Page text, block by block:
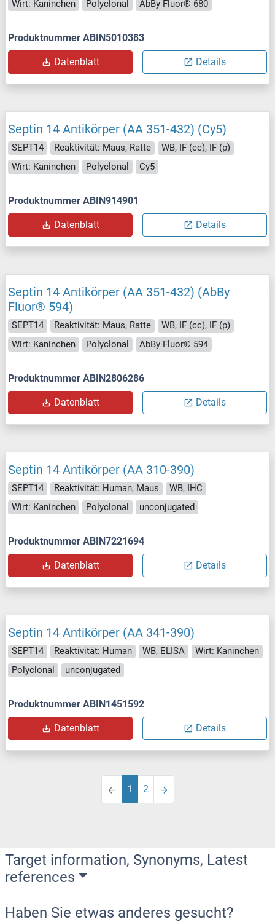
Wirt: Kaninchen Polyclonal AbBy Fluor® 680
Produktnummer ABIN5010383
Datenblatt Details
Septin 14 Antikörper (AA 351-432) (Cy5)
SEPT14 Reaktivität: Maus, Ratte
WB, IF (cc), IF (p)
Wirt: Kaninchen
Polyclonal Cy5
Produktnummer ABIN914901
Datenblatt Details
Septin 14 Antikörper (AA 351-432) (AbBy
Fluor® 594)
SEPT14 Reaktivität: Maus, Ratte
WB, IF (cc), IF (p)
Wirt: Kaninchen
Polyclonal AbBy Fluor® 594
Produktnummer ABIN2806286
Datenblatt Details
Septin 14 Antikörper (AA 310-390)
SEPT14 Reaktivität: Human, Maus
WB, IHC
Wirt: Kaninchen
Polyclonal unconjugated
Produktnummer ABIN7221694
Datenblatt Details
Septin 14 Antikörper (AA 341-390)
SEPT14 Reaktivität: Human WB, ELISA
Wirt: Kaninchen
Polyclonal
unconjugated
Produktnummer ABIN1451592
Datenblatt Details
1 2
Target information, Synonyms, Latest
references
Haben Sie etwas anderes gesucht?